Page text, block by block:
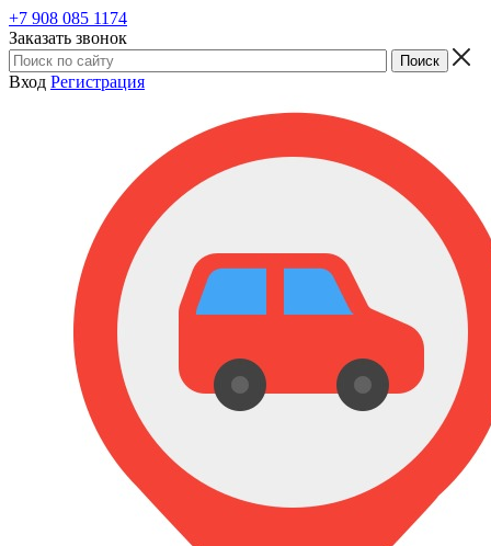
+7 908 085 1174
Заказать звонок
Вход Регистрация